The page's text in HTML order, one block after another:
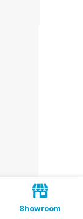
Showroom